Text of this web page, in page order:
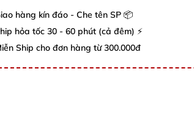
hàng kín đáo - Che tên SP 📦
hỏa tốc 30 - 60 phút (cả đêm) ⚡
Ship cho đơn hàng từ 300.000đ